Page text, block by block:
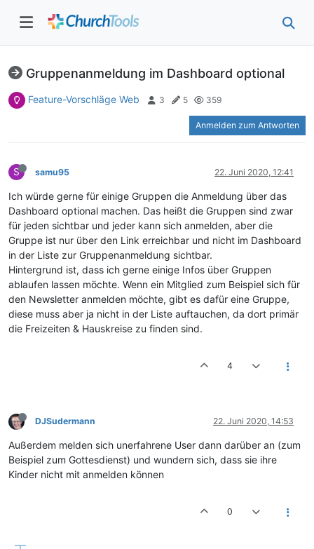
Gruppenanmeldung im Dashboard optional
Feature-Vorschläge Web 3 5 359
Anmelden zum Antworten
S samu95 22. Juni 2020, 12:41
Ich würde gerne für einige Gruppen die Anmeldung über das
Dashboard optional machen. Das heißt die Gruppen sind zwar
für jeden sichtbar und jeder kann sich anmelden, aber die
Gruppe ist nur über den Link erreichbar und nicht im Dashboard
in der Liste zur Gruppenanmeldung sichtbar.
Hintergrund ist, dass ich gerne einige Infos über Gruppen
ablaufen lassen möchte. Wenn ein Mitglied zum Beispiel sich für
den Newsletter anmelden möchte, gibt es dafür eine Gruppe,
diese muss aber ja nicht in der Liste auftauchen, da dort primär
die Freizeiten & Hauskreise zu finden sind.
4
DJSudermann 22. Juni 2020, 14:53
Außerdem melden sich unerfahrene User dann darüber an (zum
Beispiel zum Gottesdienst) und wundern sich, dass sie ihre
Kinder nicht mit anmelden können
0